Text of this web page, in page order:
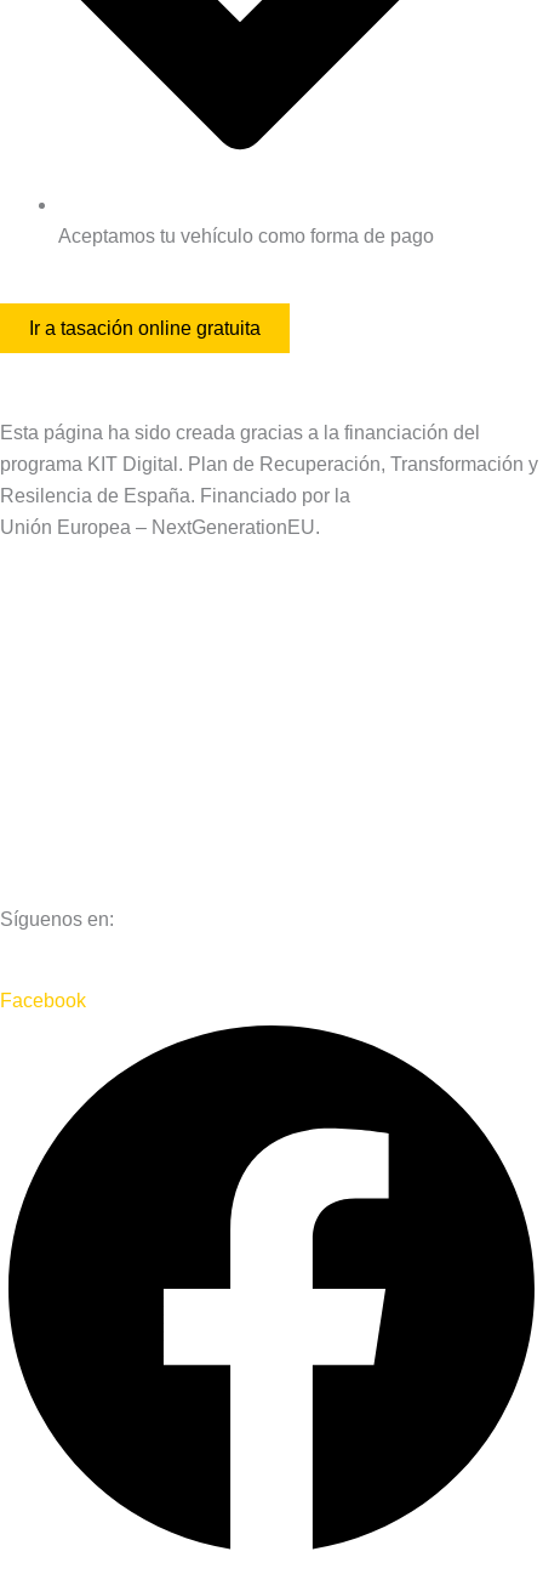
Aceptamos tu vehículo como forma de pago
Ir a tasación online gratuita
Esta página ha sido creada gracias a la financiación del
programa KIT Digital. Plan de Recuperación, Transformación y
Resilencia de España. Financiado por la
Unión Europea – NextGenerationEU.
Síguenos en:
Facebook